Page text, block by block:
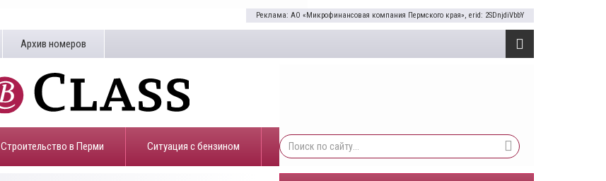
Реклама: АО «Микрофинансовая компания Пермского края», erid: 2SDnjdiVbbY
Архив номеров
Строительство в Перми ​Ситуация с бензином